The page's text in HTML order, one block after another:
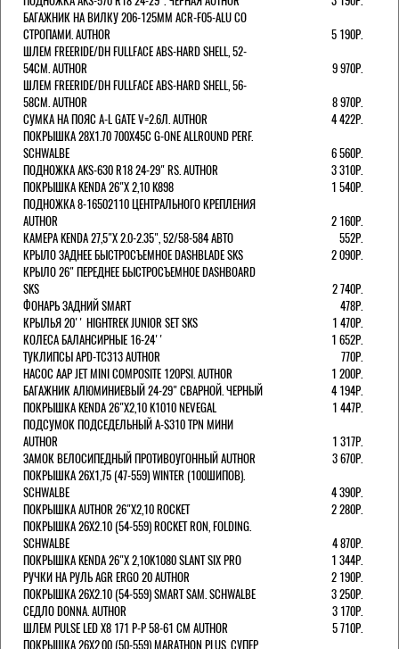
БАГАЖНИК НА ВИЛКУ 206-125ММ ACR-F05-ALU СО
СТРОПАМИ. AUTHOR
5 190Р.
ШЛЕМ FREERIDE/DH FULLFACE ABS-HARD SHELL, 52-
54СМ. AUTHOR
9 970Р.
ШЛЕМ FREERIDE/DH FULLFACE ABS-HARD SHELL, 56-
58СМ. AUTHOR
8 970Р.
СУМКА НА ПОЯС A-L GATE V=2.6Л. AUTHOR
4 422Р.
ПОКРЫШКА 28X1.70 700X45C G-ONE ALLROUND PERF.
SCHWALBE
6 560Р.
ПОДНОЖКА AKS-630 R18 24-29" RS. AUTHOR
3 310Р.
ПОКРЫШКА KENDA 26"Х 2,10 K898
1 540Р.
ПОДНОЖКА 8-16502110 ЦЕНТРАЛЬНОГО КРЕПЛЕНИЯ
AUTHOR
2 160Р.
КАМЕРА KENDA 27,5"Х 2.0-2.35", 52/58-584 АВТО
552Р.
КРЫЛО ЗАДНЕЕ БЫСТРОСЪЕМНОЕ DASHBLADE SKS
2 090Р.
КРЫЛО 26" ПЕРЕДНЕЕ БЫСТРОСЪЕМНОЕ DASHBOARD
SKS
2 740Р.
ФОНАРЬ ЗАДНИЙ SMART
478Р.
КРЫЛЬЯ 20'' HIGHTREK JUNIOR SET SKS
1 470Р.
КОЛЕСА БАЛАНСИРНЫЕ 16-24''
1 652Р.
ТУКЛИПСЫ APD-TC313 AUTHOR
770Р.
НАСОС AAP JET MINI COMPOSITE 120PSI. AUTHOR
1 200Р.
БАГАЖНИК АЛЮМИНИЕВЫЙ 24-29" СВАРНОЙ. ЧЕРНЫЙ
4 194Р.
ПОКРЫШКА KENDA 26"Х2,10 K1010 NEVEGAL
1 447Р.
ПОДСУМОК ПОДСЕДЕЛЬНЫЙ A-S310 TPN МИНИ
AUTHOR
1 317Р.
ЗАМОК ВЕЛОСИПЕДНЫЙ ПРОТИВОУГОННЫЙ AUTHOR
3 670Р.
ПОКРЫШКА 26X1,75 (47-559) WINTER (100ШИПОВ).
SCHWALBE
4 390Р.
ПОКРЫШКА AUTHOR 26"Х2,10 ROCKET
2 280Р.
ПОКРЫШКА 26X2.10 (54-559) ROCKET RON, FOLDING.
SCHWALBE
4 870Р.
ПОКРЫШКА KENDA 26"Х 2,10K1080 SLANT SIX PRO
1 344Р.
РУЧКИ НА РУЛЬ AGR ERGO 20 AUTHOR
2 190Р.
ПОКРЫШКА 26X2.10 (54-559) SMART SAM. SCHWALBE
3 250Р.
СЕДЛО DONNA. AUTHOR
3 170Р.
ШЛЕМ PULSE LED X8 171 Р-Р 58-61 СМ AUTHOR
5 710Р.
ПОКРЫШКА 26X2.00 (50-559) MARATHON PLUS, СУПЕР